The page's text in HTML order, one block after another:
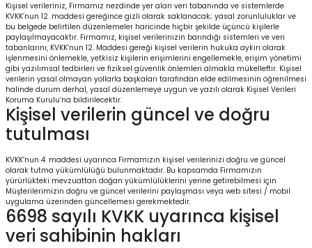
Kişisel verileriniz, Firmamız nezdinde yer alan veri tabanında ve sistemlerde
KVKK’nun 12. maddesi gereğince gizli olarak saklanacak; yasal zorunluluklar ve
bu belgede belirtilen düzenlemeler haricinde hiçbir şekilde üçüncü kişilerle
paylaşılmayacaktır. Firmamız, kişisel verilerinizin barındığı sistemleri ve veri
tabanlarını, KVKK’nun 12. Maddesi gereği kişisel verilerin hukuka aykırı olarak
işlenmesini önlemekle, yetkisiz kişilerin erişimlerini engellemekle, erişim yönetimi
gibi yazılımsal tedbirleri ve fiziksel güvenlik önlemleri almakla mükelleftir. Kişisel
verilerin yasal olmayan yollarla başkaları tarafından elde edilmesinin öğrenilmesi
halinde durum derhal, yasal düzenlemeye uygun ve yazılı olarak Kişisel Verileri
Koruma Kurulu’na bildirilecektir.
Kişisel verilerin güncel ve doğru
tutulması
KVKK’nun 4. maddesi uyarınca Firmamızın kişisel verilerinizi doğru ve güncel
olarak tutma yükümlülüğü bulunmaktadır. Bu kapsamda Firmamızın
yürürlükteki mevzuattan doğan yükümlülüklerini yerine getirebilmesi için
Müşterilerimizin doğru ve güncel verilerini paylaşması veya web sitesi / mobil
uygulama üzerinden güncellemesi gerekmektedir.
6698 sayılı KVKK uyarınca kişisel
veri sahibinin hakları